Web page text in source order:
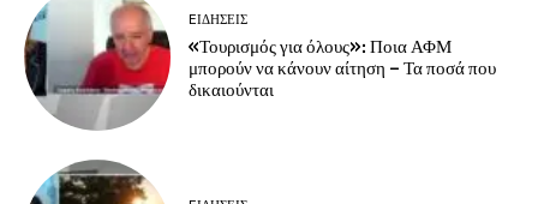
EΙΔΗΣΕΙΣ
«Τουρισμός για όλους»: Ποια ΑΦΜ
μπορούν να κάνουν αίτηση – Τα ποσά που
δικαιούνται